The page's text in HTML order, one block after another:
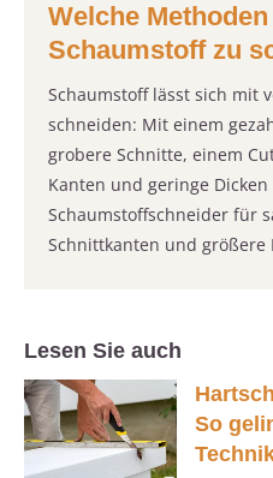
Welche
Schaumstoff zu
Schaumstoff lässt sich mit
schneiden: Mit einem
grobere Schnitte, einem
Kanten und geringe
Schaumstoffschneider für
Schnittkanten und größere
Lesen Sie auch
So